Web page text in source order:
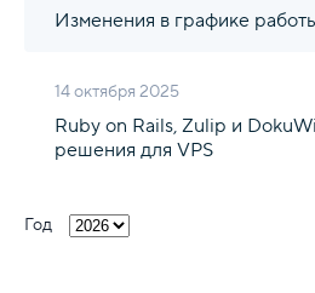
Изменения в графике
14 октября 2025
Ruby on Rails, Zulip и
решения для VPS
Год